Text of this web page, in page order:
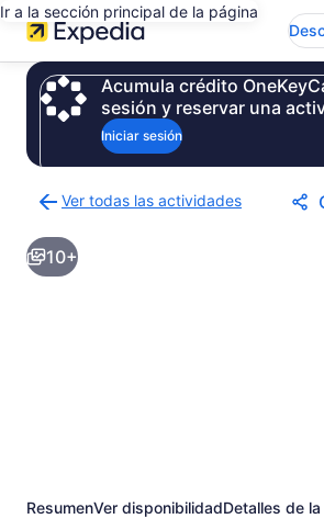
Ir a la sección principal de la página
Acumula crédito
sesión y reservar una
Iniciar sesión
Ver todas las actividades
a
la
página
10+
ResumenVer disponibilidadDetalles de